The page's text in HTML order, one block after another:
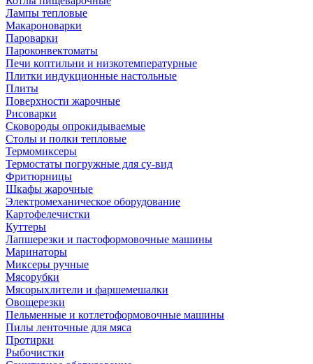
Лампы тепловые
Макароноварки
Пароварки
Пароконвектоматы
Печи коптильни и низкотемпературные
Плитки индукционные настольные
Плиты
Поверхности жарочные
Рисоварки
Сковороды опрокидываемые
Столы и полки тепловые
Термомиксеры
Термостаты погружные для су-вид
Фритюрницы
Шкафы жарочные
Электромеханическое оборудование
Картофелечистки
Куттеры
Лапшерезки и пастоформовочные машины
Маринаторы
Миксеры ручные
Мясорубки
Мясорыхлители и фаршемешалки
Овощерезки
Пельменные и котлетоформовочные машины
Пилы ленточные для мяса
Протирки
Рыбочистки